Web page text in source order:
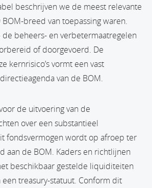
beschrijven we de meest relevante
BOM-breed van toepassing waren.
de beheers- en verbetermaatregelen
of doorgevoerd. De
kernrisico’s vormt een vast
van de BOM.
de uitvoering van de
over een substantieel
fondsvermogen wordt op afroep ter
aan de BOM. Kaders en richtlijnen
beschikbaar gestelde liquiditeiten
treasury-statuut. Conform dit